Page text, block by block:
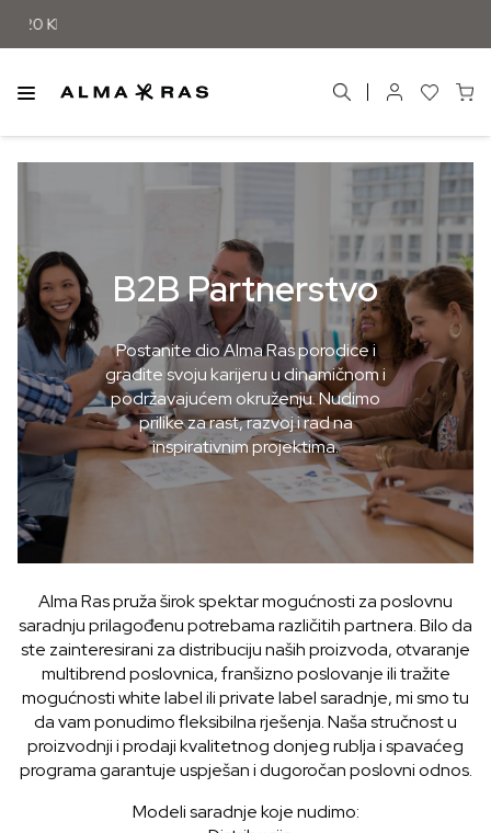
B2B Partnerstvo
Postanite dio Alma Ras porodice i
gradite svoju karijeru u dinamičnom i
podržavajućem okruženju. Nudimo
prilike za rast, razvoj i rad na
inspirativnim projektima.
Alma Ras pruža širok spektar mogućnosti za poslovnu
saradnju prilagođenu potrebama različitih partnera. Bilo da
ste zainteresirani za distribuciju naših proizvoda, otvaranje
multibrend poslovnica, franšizno poslovanje ili tražite
mogućnosti white label ili private label saradnje, mi smo tu
da vam ponudimo fleksibilna rješenja. Naša stručnost u
proizvodnji i prodaji kvalitetnog donjeg rublja i spavaćeg
programa garantuje uspješan i dugoročan poslovni odnos.
Modeli saradnje koje nudimo: